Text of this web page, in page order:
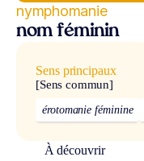
nymphomanie
nom féminin
Sens principaux
[Sens commun]
érotomanie féminine
À découvrir